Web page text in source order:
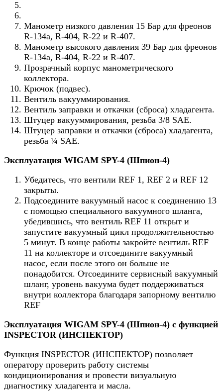
Манометр низкого давления 15 Бар для фреонов
R-134a, R-404, R-22 и R-407.
Манометр высокого давления 39 Бар для фреонов
R-134a, R-404, R-22 и R-407.
Прозрачный корпус манометрического
коллектора.
Крючок (подвес).
Вентиль вакууммирования.
Вентиль заправки и откачки (сброса) хладагента.
Штуцер вакууммирования, резьба 3/8 SAE.
Штуцер заправки и откачки (сброса) хладагента,
резьба ¼ SAE.
Эксплуатация WIGAM SPY-4 (Шпион-4)
Убедитесь, что вентили REF 1, REF 2 и REF 12
закрыты.
Подсоедините вакуумный насос к соединению 13
с помощью специального вакуумного шланга,
убедившись, что вентиль REF 11 открыт и
запустите вакуумный цикл продолжительностью
5 минут. В конце работы закройте вентиль REF
11 на коллекторе и отсоедините вакуумный
насос, если после этого он больше не
понадобится. Отсоедините сервисный вакуумный
шланг, уровень вакуума будет поддерживаться
внутри коллектора благодаря запорному вентилю
REF
Эксплуатация WIGAM SPY-4 (Шпион-4) с функцией
INSPECTOR (ИНСПЕКТОР)
Функция INSPECTOR (ИНСПЕКТОР) позволяет
оператору проверить работу системы
кондиционирования и провести визуальную
диагностику хладагента и масла.